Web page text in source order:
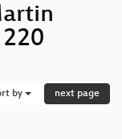
by next page